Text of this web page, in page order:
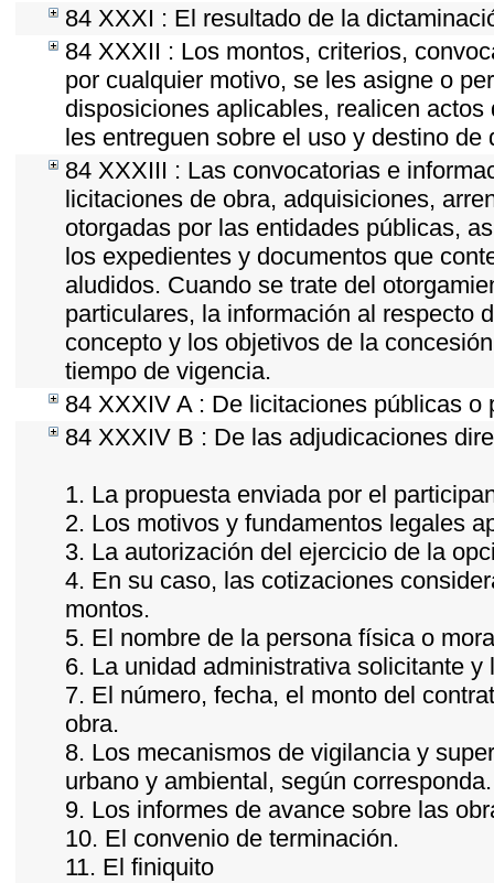
84 XXXI : El resultado de la
84 XXXII : Los montos, criterios,
por cualquier motivo, se les asigne o
disposiciones aplicables, realicen
les entreguen sobre el uso y destino de
84 XXXIII : Las convocatorias e
licitaciones de obra, adquisiciones,
otorgadas por las entidades públicas,
los expedientes y documentos que
aludidos. Cuando se trate del
particulares, la información al respecto
concepto y los objetivos de la
tiempo de vigencia.
84 XXXIV A : De licitaciones públicas
84 XXXIV B : De las adjudicaciones
1. La propuesta enviada por el
2. Los motivos y fundamentos legales
3. La autorización del ejercicio de la
4. En su caso, las cotizaciones
montos.
5. El nombre de la persona física o
6. La unidad administrativa solicitante
7. El número, fecha, el monto del
obra.
8. Los mecanismos de vigilancia y
urbano y ambiental, según corresponda.
9. Los informes de avance sobre las
10. El convenio de terminación.
11. El finiquito